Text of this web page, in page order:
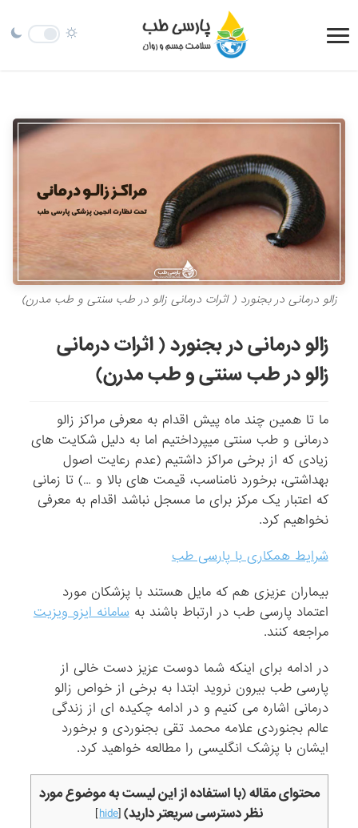
زالو درمانی در بجنورد ( اثرات درمانی زالو در طب سنتی و طب مدرن)
زالو درمانی در بجنورد ( اثرات درمانی
زالو در طب سنتی و طب مدرن)
ما تا همین چند ماه پیش اقدام به معرفی مراکز زالو
درمانی و طب سنتی میپرداختیم اما به دلیل شکایت های
زیادی که از برخی مراکز داشتیم (عدم رعایت اصول
بهداشتی، برخورد نامناسب، قیمت های بالا و …) تا زمانی
که اعتبار یک مرکز برای ما مسجل نباشد اقدام به معرفی
نخواهیم کرد.
شرایط همکاری با پارسی طب
بیماران عزیزی هم که مایل هستند با پزشکان مورد
اعتماد پارسی طب در ارتباط باشند بهسامانه ایزو ویزیت
مراجعه کنند.
در ادامه برای اینکه شما دوست عزیز دست خالی از
پارسی طب بیرون نروید ابتدا به برخی از خواص زالو
درمانی اشاره می کنیم و در ادامه چکیده ای از زندگی
عالم بجنوردی علامه محمد تقی بجنوردی و برخورد
ایشان با پزشک انگلیسی را مطالعه خواهید کرد.
محتوای مقاله (با استفاده از این لیست به موضوع مورد
نظر دسترسی سریعتر دارید)[
hide
]